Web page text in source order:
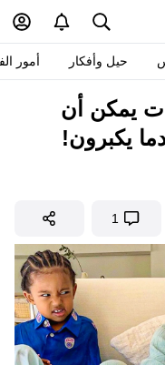
حيل وأفكار أمور
يمكن أن
يكبرون!
1